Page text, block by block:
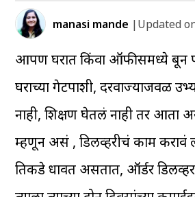
manasi mande |Updated
आपण घरात किंवा ऑफीसमध्ये बून
घराच्या गेटपाशी, दरवाज्याजवळ
नाही, शिक्षण घेतलं नाही तर आता
म्हणून असं , डिलीव्हरीचं काम
तिकडे धावत असतात, ऑर्डर